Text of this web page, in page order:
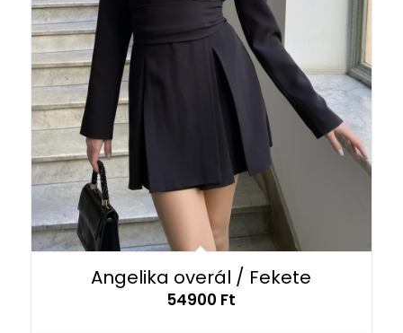
Angelika overál / Fekete
54900 Ft